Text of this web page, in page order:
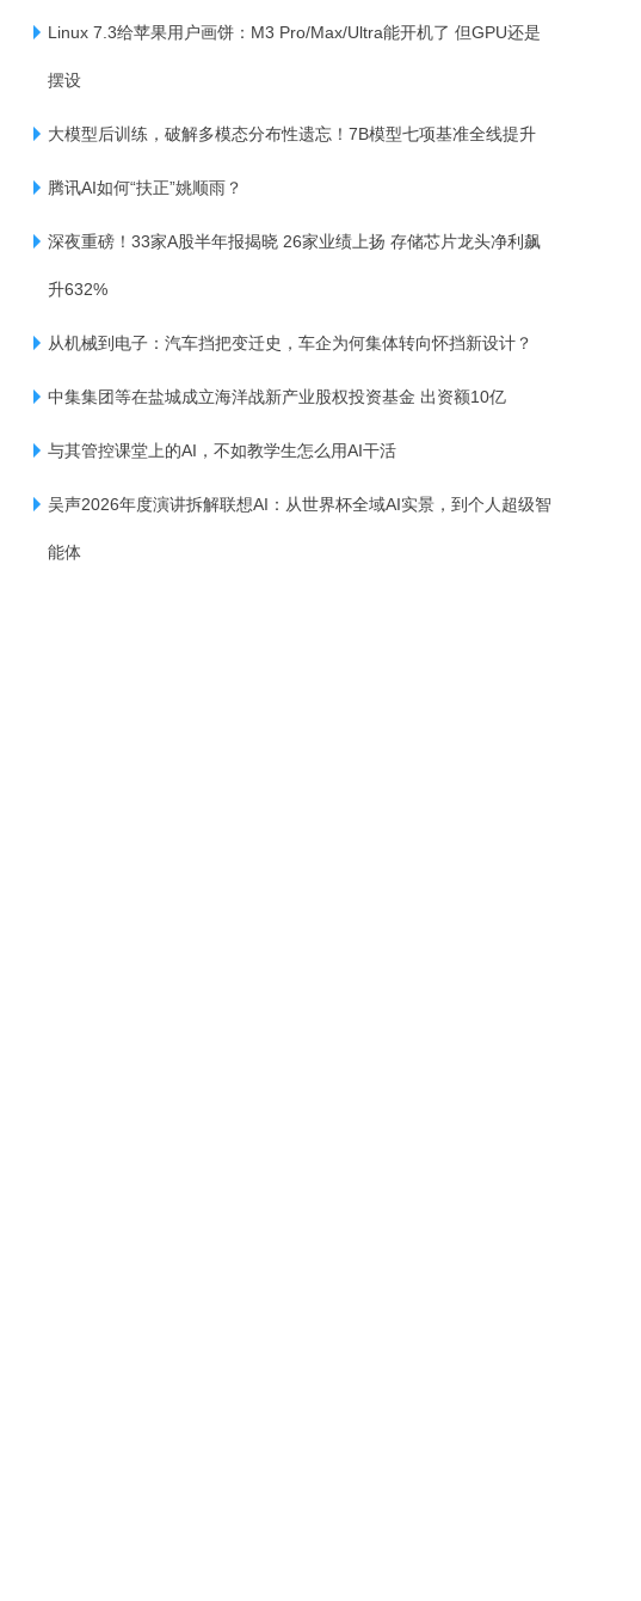
Linux 7.3给苹果用户画饼：M3 Pro/Max/Ultra能开机了 但GPU还是
摆设
大模型后训练，破解多模态分布性遗忘！7B模型七项基准全线提升
腾讯AI如何“扶正”姚顺雨？
深夜重磅！33家A股半年报揭晓 26家业绩上扬 存储芯片龙头净利飙
升632%
从机械到电子：汽车挡把变迁史，车企为何集体转向怀挡新设计？
中集集团等在盐城成立海洋战新产业股权投资基金 出资额10亿
与其管控课堂上的AI，不如教学生怎么用AI干活
吴声2026年度演讲拆解联想AI：从世界杯全域AI实景，到个人超级智
能体